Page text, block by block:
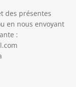
des présentes
en nous envoyant
: